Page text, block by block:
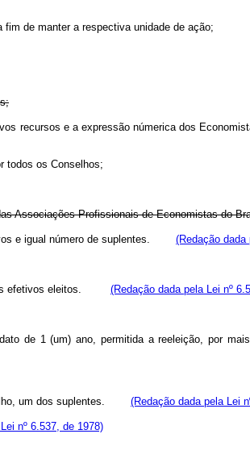
de manter a respectiva unidade de ação;
recursos e a expressão númerica dos
todos os Conselhos;
Associações Profissionais de Economistas do
e igual número de suplentes. (Redação dada
efetivos eleitos. (Redação dada pela Lei nº
de 1 (um) ano, permitida a reeleição, por
um dos suplentes. (Redação dada pela Lei
nº 6.537, de 1978)